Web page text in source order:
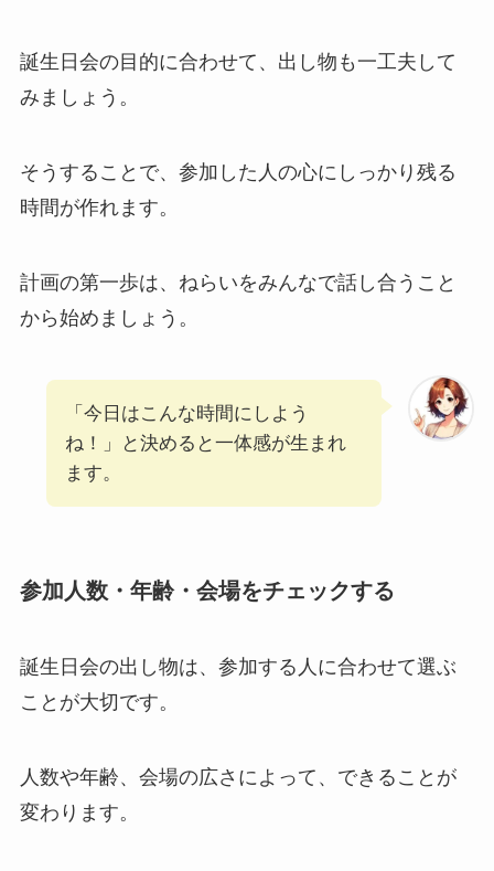
誕生日会の目的に合わせて、出し物も一工夫して
みましょう。
そうすることで、参加した人の心にしっかり残る
時間が作れます。
計画の第一歩は、ねらいをみんなで話し合うこと
から始めましょう。
「今日はこんな時間にしよう
ね！」と決めると一体感が生まれ
ます。
参加人数・年齢・会場をチェックする
誕生日会の出し物は、参加する人に合わせて選ぶ
ことが大切です。
人数や年齢、会場の広さによって、できることが
変わります。